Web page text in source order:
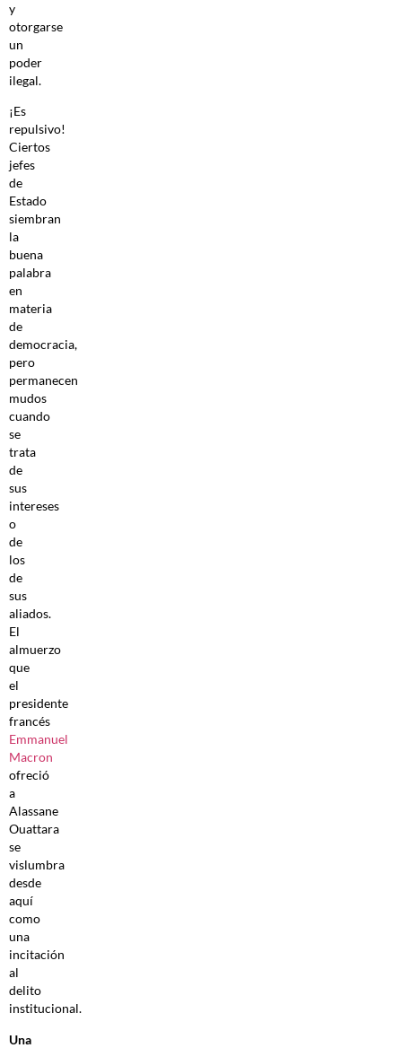
y
otorgarse
un
poder
ilegal.
¡Es
repulsivo!
Ciertos
jefes
de
Estado
siembran
la
buena
palabra
en
materia
de
democracia,
pero
permanecen
mudos
cuando
se
trata
de
sus
intereses
o
de
los
de
sus
aliados.
El
almuerzo
que
el
presidente
francés
Emmanuel
Macron
ofreció
a
Alassane
Ouattara
se
vislumbra
desde
aquí
como
una
incitación
al
delito
institucional.
Una